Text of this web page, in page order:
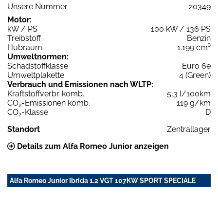
Unsere Nummer
20349
Motor:
kW / PS
100 kW / 136 PS
Treibstoff
Benzin
Hubraum
1.199 cm³
Umweltnormen:
Schadstoffklasse
Euro 6e
Umweltplakette
4 (Green)
Verbrauch und Emissionen nach WLTP:
Kraftstoffverbr. komb.
5,3 l/100km
CO2-Emissionen komb.
119 g/km
CO2-Klasse
D
Standort
Zentrallager
Details zum Alfa Romeo Junior anzeigen
Alfa Romeo Junior Ibrida 1.2 VGT 107KW SPORT SPECIALE